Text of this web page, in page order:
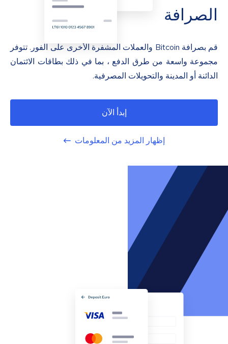
الصرافة
قم بصرافة Bitcoin والعملات المشفرة الأخرى على الفور. تتوفر
مجموعة واسعة من طرق الدفع ، بما في ذلك بطاقات الائتمان
الدائنة أو المدينة والتحويلات المصرفية.
إبدأ الآن
إظهار المزيد من المعلومات